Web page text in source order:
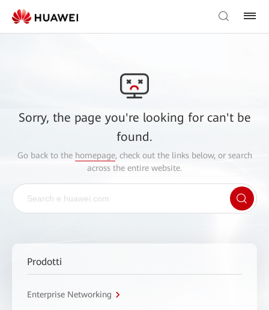
Sorry, the page you're looking for can't be
found.
Go back to the homepage, check out the links below, or search
across the entire website.
Prodotti
Enterprise Networking